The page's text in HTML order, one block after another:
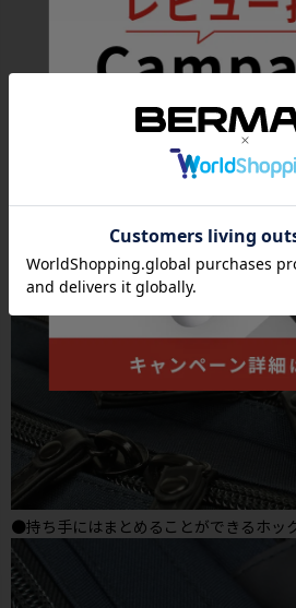
●持ち手にはまとめることができるホッ